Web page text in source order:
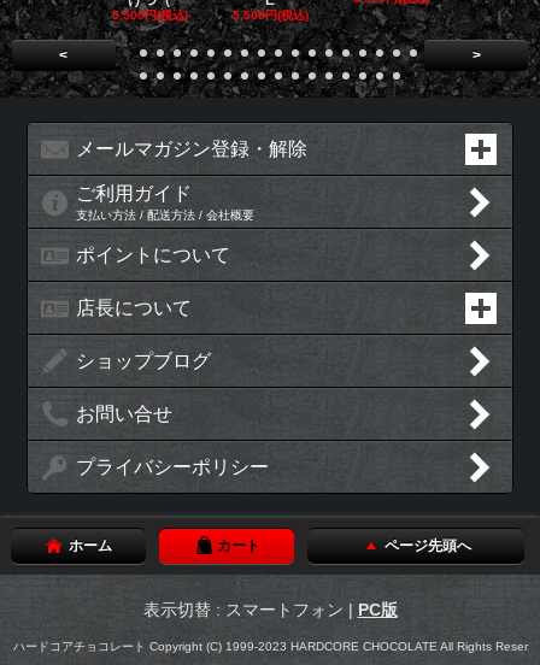
5,500円(税込) 5,500円(税込)
< >
メールマガジン登録・解除
ご利用ガイド
支払い方法 / 配送方法 / 会社概要
ポイントについて
店長について
ショップブログ
お問い合せ
プライバシーポリシー
ホーム カート ページ先頭へ
表示切替 : スマートフォン | PC版
ハードコアチョコレート Copyright (C) 1999-2023 HARDCORE CHOCOLATE All Rights Reser